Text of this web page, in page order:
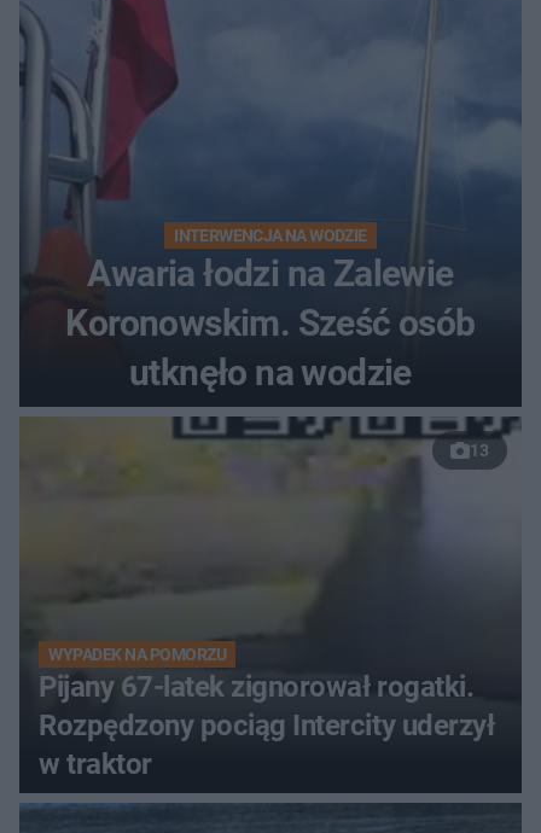
INTERWENCJA NA WODZIE
Awaria łodzi na Zalewie
Koronowskim. Sześć osób
utknęło na wodzie
13
WYPADEK NA POMORZU
Pijany 67-latek zignorował rogatki.
Rozpędzony pociąg Intercity uderzył
w traktor